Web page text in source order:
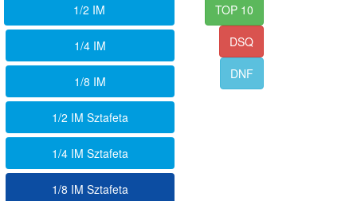
1/2 IM
1/4 IM
1/8 IM
1/2 IM Sztafeta
1/4 IM Sztafeta
1/8 IM Sztafeta
TOP 10
DSQ
DNF